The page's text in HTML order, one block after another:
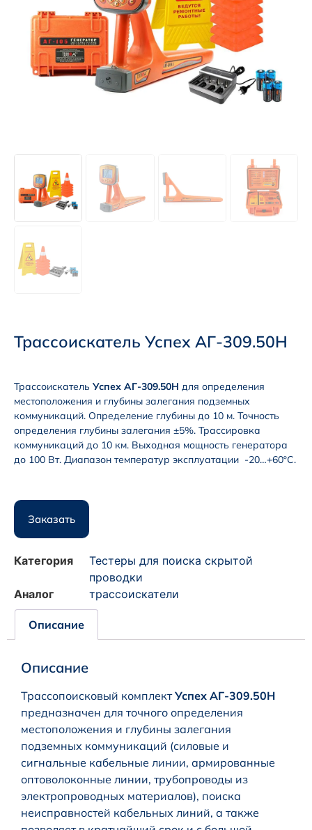
Трассоискатель Успех АГ-309.50Н
Трассоискатель Успех АГ-309.50Н для определения
местоположения и глубины залегания подземных
коммуникаций. Определение глубины до 10 м. Точность
определения глубины залегания ±5%. Трассировка
коммуникаций до 10 км. Выходная мощность генератора
до 100 Вт. Диапазон температур эксплуатации -20…+60ºС.
Заказать
Категория
Тестеры для поиска скрытой
проводки
Аналог
трассоискатели
Описание
Описание
Трассопоисковый комплектУспех АГ-309.50Н
предназначен для точного определения
местоположения и глубины залегания
подземных коммуникаций (силовые и
сигнальные кабельные линии, армированные
оптоволоконные линии, трубопроводы из
электропроводных материалов), поиска
неисправностей кабельных линий, а также